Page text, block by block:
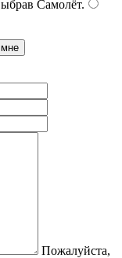
Самолёт.
Пожалуйста,